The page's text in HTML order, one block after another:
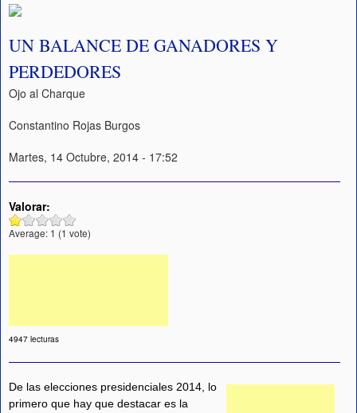
UN BALANCE DE GANADORES Y
PERDEDORES
Ojo al Charque
Constantino Rojas Burgos
Martes, 14 Octubre, 2014 - 17:52
Valorar:
Average: 1 (1 vote)
4947 lecturas
De las elecciones presidenciales 2014, lo
primero que hay que destacar es la